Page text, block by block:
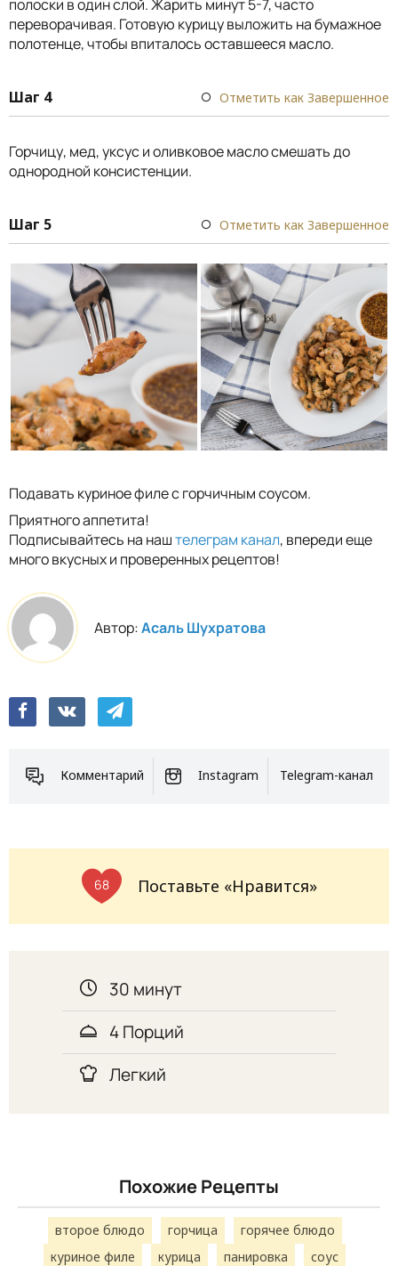
полоски в один слой. Жарить минут 5-7, часто
переворачивая. Готовую курицу выложить на бумажное
полотенце, чтобы впиталось оставшееся масло.
Шаг 4 Отметить как Завершенное
Горчицу, мед, уксус и оливковое масло смешать до
однородной консистенции.
Шаг 5 Отметить как Завершенное
Подавать куриное филе с горчичным соусом.
Приятного аппетита!
Подписывайтесь на наштелеграм канал, впереди еще
много вкусных и проверенных рецептов!
Автор:Асаль Шухратова
Комментарий Instagram Telegram-канал
68 Поставьте «Нравится»
30 минут
4 Порций
Легкий
Похожие Рецепты
второе блюдо горчица
горячее блюдо
куриное филе
курица панировка соус